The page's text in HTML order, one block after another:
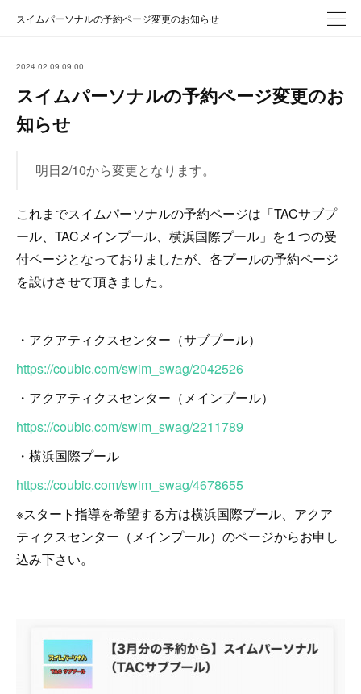
スイムパーソナルの予約ページ変更のお知らせ
2024.02.09 09:00
スイムパーソナルの予約ページ変更のお
知らせ
明日2/10から変更となります。
これまでスイムパーソナルの予約ページは「TACサブプ
ール、TACメインプール、横浜国際プール」を１つの受
付ページとなっておりましたが、各プールの予約ページ
を設けさせて頂きました。
・アクアティクスセンター（サブプール）
https://coubic.com/swim_swag/2042526
・アクアティクスセンター（メインプール）
https://coubic.com/swim_swag/2211789
・横浜国際プール
https://coubic.com/swim_swag/4678655
※スタート指導を希望する方は横浜国際プール、アクア
ティクスセンター（メインプール）のページからお申し
込み下さい。